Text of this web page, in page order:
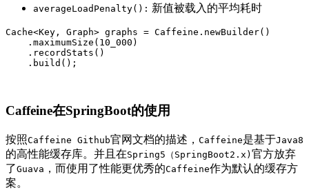
averageLoadPenalty(): 新值被载入的平均耗时
Cache<Key, Graph> graphs = Caffeine.newBuilder()
    .maximumSize(10_000)
    .recordStats()
Caffeine在SpringBoot的使用
按照Caffeine Github官网文档的描述， Caffeine是基于Java8
的高性能缓存库。并且在Spring5（SpringBoot2.x) 官方放弃
了Guava ，而使用了性能更优秀的Caffeine作为默认的缓存方
案。